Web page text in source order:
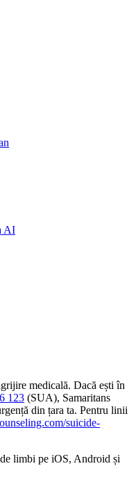
AI
medicală. Dacă ești în
123 (SUA), Samaritans
din țara ta. Pentru linii
suicide-
limbi pe iOS, Android și